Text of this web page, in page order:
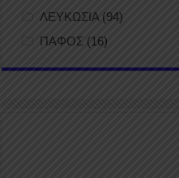
ΛΕΥΚΩΣΙΑ (94)
ΠΑΦΟΣ (16)